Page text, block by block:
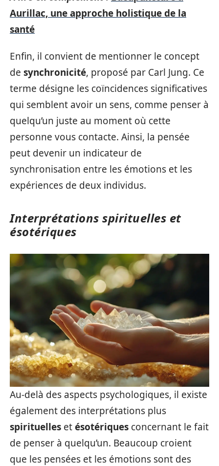
Aurillac, une approche holistique de la
santé
Enfin, il convient de mentionner le concept
de synchronicité, proposé par Carl Jung. Ce
terme désigne les coïncidences significatives
qui semblent avoir un sens, comme penser à
quelqu’un juste au moment où cette
personne vous contacte. Ainsi, la pensée
peut devenir un indicateur de
synchronisation entre les émotions et les
expériences de deux individus.
Interprétations spirituelles et
ésotériques
Au-delà des aspects psychologiques, il existe
également des interprétations plus
spirituelles etésotériques concernant le fait
de penser à quelqu’un. Beaucoup croient
que les pensées et les émotions sont des